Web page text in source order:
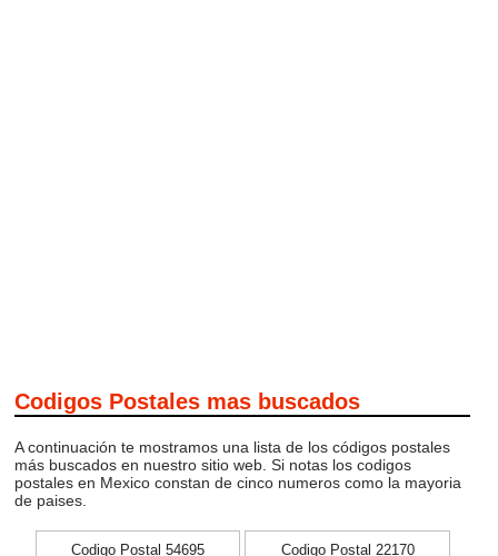
Codigos Postales mas buscados
A continuación te mostramos una lista de los códigos postales
más buscados en nuestro sitio web. Si notas los codigos
postales en Mexico constan de cinco numeros como la mayoria
de paises.
Codigo Postal 54695 Codigo Postal 22170